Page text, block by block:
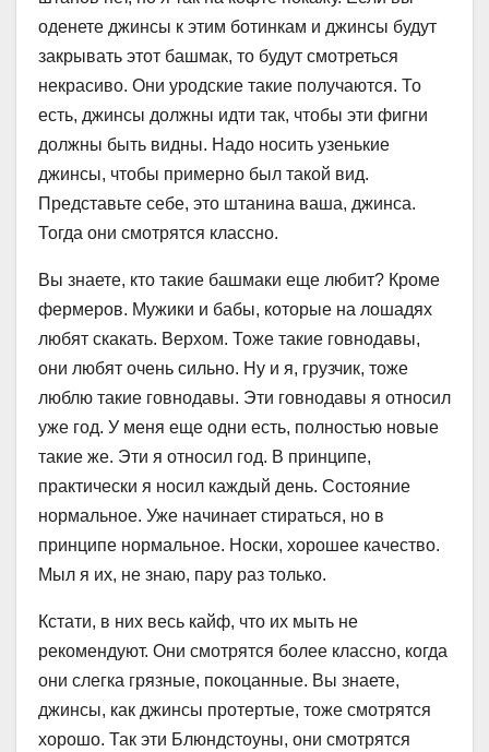
оденете джинсы к этим ботинкам и джинсы будут
закрывать этот башмак, то будут смотреться
некрасиво. Они уродские такие получаются. То
есть, джинсы должны идти так, чтобы эти фигни
должны быть видны. Надо носить узенькие
джинсы, чтобы примерно был такой вид.
Представьте себе, это штанина ваша, джинса.
Тогда они смотрятся классно.
Вы знаете, кто такие башмаки еще любит? Кроме
фермеров. Мужики и бабы, которые на лошадях
любят скакать. Верхом. Тоже такие говнодавы,
они любят очень сильно. Ну и я, грузчик, тоже
люблю такие говнодавы. Эти говнодавы я относил
уже год. У меня еще одни есть, полностью новые
такие же. Эти я относил год. В принципе,
практически я носил каждый день. Состояние
нормальное. Уже начинает стираться, но в
принципе нормальное. Носки, хорошее качество.
Мыл я их, не знаю, пару раз только.
Кстати, в них весь кайф, что их мыть не
рекомендуют. Они смотрятся более классно, когда
они слегка грязные, покоцанные. Вы знаете,
джинсы, как джинсы протертые, тоже смотрятся
хорошо. Так эти Блюндстоуны, они смотрятся